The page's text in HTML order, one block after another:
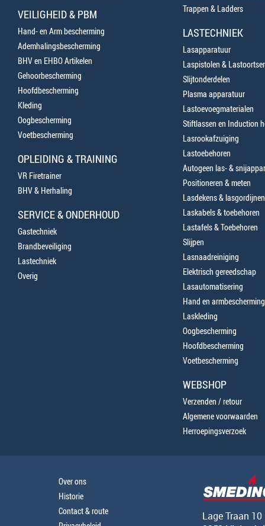
VEILIGHEID & PBM
Hand- en Arm bescherming
Ademhalingsbescherming
BHV en EHBO Artikelen
Gehoorbescherming
Hoofdbescherming
Kleding
Oogbescherming
Voetbescherming
OPLEIDING & TRAINING
VR Firetrainer
BHV & Herhaling
SERVICE & ONDERHOUD
Gastechniek
Brandbeveiliging
Lastechniek
Overig
Trappen & Ladders
LASTECHNIEK
Lasapparatuur
Laspistolen &
Slijtonderdelen
Plasma apparatuur
Lastoevoegmaterialen
Stiftlassen en Induction
Lasrookafzuiging
Lastoebehoren
Autogeen las- &
Positioneren & meten
Lasdekens & lasgordijnen
Laskabels & toebehoren
Lastafels & Toebehoren
Slijpen
Lasnaadreiniging
Elektrisch gereedschap
Lasautomatisering
Hand en armbescherming
Laskleding
Oogbescherming
Hoofdbescherming
Voetbescherming
WEBSHOP
Verzenden / retour
Algemene voorwaarden
Herroepingsverzoek
Over ons
Historie
Contact & route
Lage Traan 10